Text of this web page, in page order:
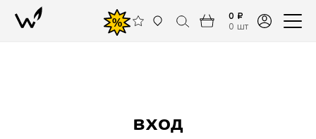
%
0 ₽
0 шт
вход